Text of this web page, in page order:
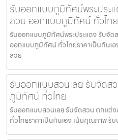
รับออกแบบภูมิทัศน์พระประ
สวน ออกแบบภูมิทัศน์ ทั่วไทย
รับออกแบบภูมิทัศน์พระประแดง รับจั
ออกแบบภูมิทัศน์ ทั่วไทยราคาเป็นกันเ
สวย
รับออกแบบสวนเลย รับจัด
ภูมิทัศน์ ทั่วไทย
รับออกแบบสวนเลย รับจัดสวน ตกแ
ทั่วไทยราคาเป็นกันเอง เน้นคุณภาพ รั